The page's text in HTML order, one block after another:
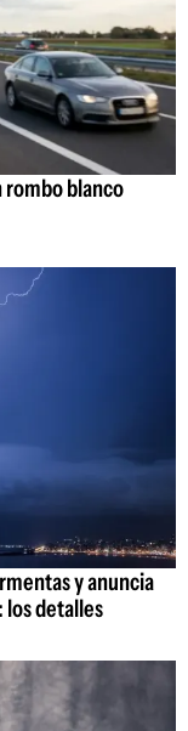
rombo blanco
y anuncia
los detalles